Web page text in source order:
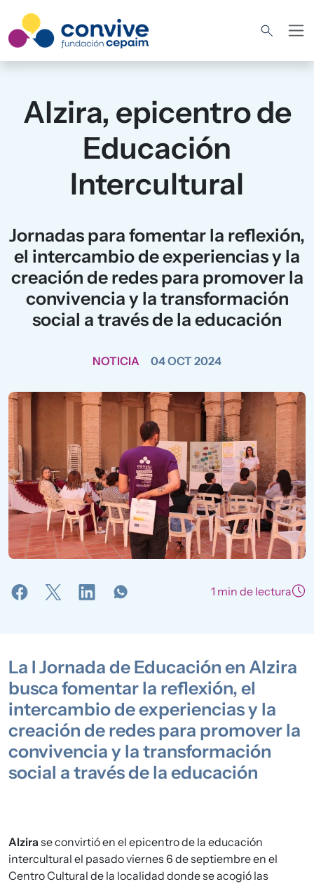
Alzira, epicentro de
Educación
Intercultural
Jornadas para fomentar la reflexión,
el intercambio de experiencias y la
creación de redes para promover la
convivencia y la transformación
social a través de la educación
NOTICIA 04 OCT 2024
1 min de lectura
La I Jornada de Educación en Alzira
busca fomentar la reflexión, el
intercambio de experiencias y la
creación de redes para promover la
convivencia y la transformación
social a través de la educación
Alzira se convirtió en el epicentro de la educación
intercultural el pasado viernes 6 de septiembre en el
Centro Cultural de la localidad donde se acogió las